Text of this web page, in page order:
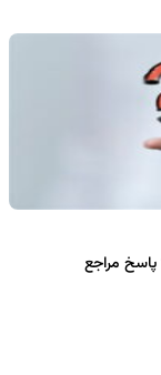
پاسخ مراجع